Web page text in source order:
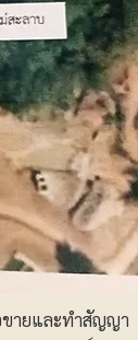
ขายและทำสัญญา